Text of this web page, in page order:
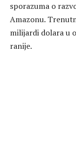
sporazuma o
Amazonu.
milijardi dolara u
ranije.